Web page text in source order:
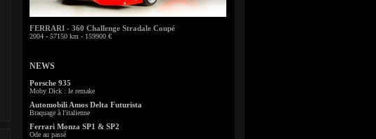
FERRARI - 360 Challenge Stradale Coupé
2004 - 57150 km - 159900 €
NEWS
Porsche 935
Moby Dick : le remake
Automobili Amos Delta Futurista
Braquage à l'italienne
Ferrari Monza SP1 & SP2
Ode au passé